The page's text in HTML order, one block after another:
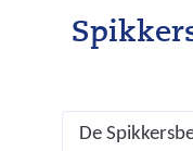
n
p
De